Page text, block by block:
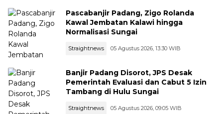
Pascabanjir Padang, Zigo Rolanda
Kawal Jembatan Kalawi hingga
Normalisasi Sungai
Straightnews 05 Agustus 2026, 13:30 WIB
Banjir Padang Disorot, JPS Desak
Pemerintah Evaluasi dan Cabut 5 Izin
Tambang di Hulu Sungai
Straightnews 05 Agustus 2026, 09:05 WIB